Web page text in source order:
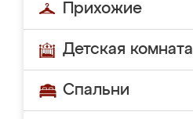
Прихожие
Детская комната
Спальни